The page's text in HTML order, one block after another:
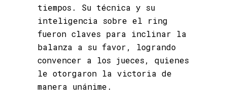
tiempos. Su técnica y su
inteligencia sobre el ring
fueron claves para inclinar la
balanza a su favor, logrando
convencer a los jueces, quienes
le otorgaron la victoria de
manera unánime.